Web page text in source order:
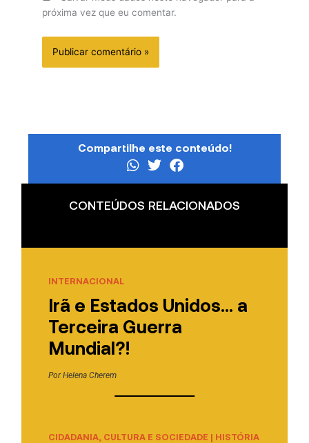
próxima vez que eu comentar.
Compartilhe este conteúdo!
CONTEÚDOS RELACIONADOS
INTERNACIONAL
Irã e Estados Unidos… a
Terceira Guerra
Mundial?!
PorHelena Cherem
CIDADANIA, CULTURA E SOCIEDADE | HISTÓRIA